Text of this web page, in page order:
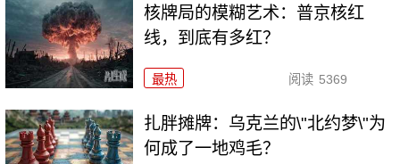
核牌局的模糊艺术：普京核红
线，到底有多红？
最热 阅读 5369
扎胖摊牌：乌克兰的\"北约梦\"为
何成了一地鸡毛？